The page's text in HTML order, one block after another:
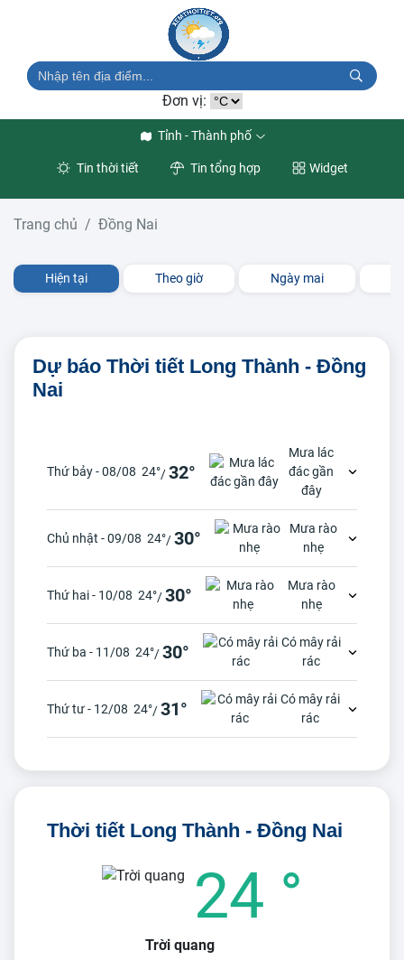
Đơn vị:
Tỉnh - Thành phố
Tin thời tiết Tin tổng hợp Widget
Trang chủ Đồng Nai
Hiện tại Theo giờ Ngày mai
Dự báo Thời tiết Long Thành - Đồng
Nai
Thứ bảy - 08/08 24°/32°
Mưa lác
đác gần
đây
Chủ nhật - 09/08 24°/30°
Mưa rào
nhẹ
Thứ hai - 10/08 24°/30°
Mưa rào
nhẹ
Thứ ba - 11/08 24°/30°
Có mây rải
rác
Thứ tư - 12/08 24°/31°
Có mây rải
rác
Thời tiết Long Thành - Đồng Nai
24 °
Trời quang